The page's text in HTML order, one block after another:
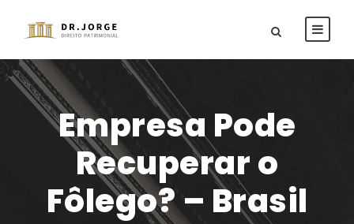
Empresa Pode
Recuperar o
Fôlego? – Brasil